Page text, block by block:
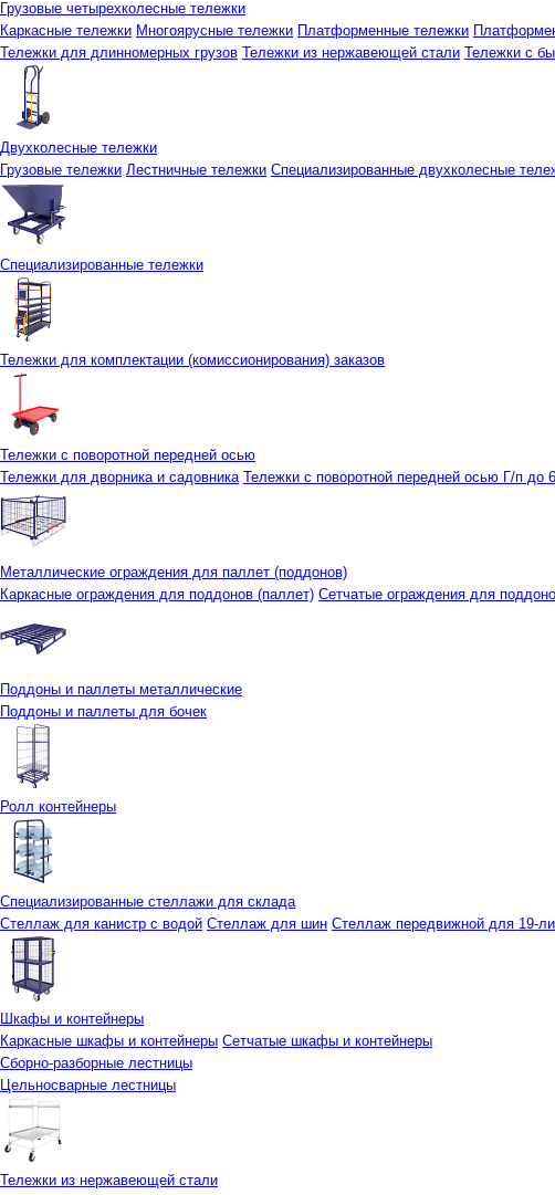
Грузовые четырехколесные тележки
Каркасные тележки Многоярусные тележки Платформенные тележки
Тележки для длинномерных грузов Тележки из нержавеющей стали Тележки с
Двухколесные тележки
Грузовые тележки Лестничные тележки Специализированные двухколесные
Специализированные тележки
Тележки для комплектации (комиссионирования) заказов
Тележки с поворотной передней осью
Тележки для дворника и садовника Тележки с поворотной передней осью Г/п до
Металлические ограждения для паллет (поддонов)
Каркасные ограждения для поддонов (паллет) Сетчатые ограждения для
Поддоны и паллеты металлические
Поддоны и паллеты для бочек
Ролл контейнеры
Специализированные стеллажи для склада
Стеллаж для канистр с водой Стеллаж для шин Стеллаж передвижной для 19-
Шкафы и контейнеры
Каркасные шкафы и контейнеры Сетчатые шкафы и контейнеры
Сборно-разборные лестницы
Цельносварные лестницы
Тележки из нержавеющей стали